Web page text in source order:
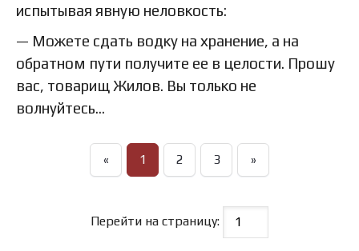
испытывая явную неловкость:
— Можете сдать водку на хранение, а на
обратном пути получите ее в целости. Прошу
вас, товарищ Жилов. Вы только не
волнуйтесь…
« 1 2 3 »
Перейти на страницу: